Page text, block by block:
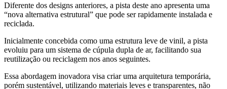
Diferente dos designs anteriores, a pista deste ano apresenta uma
“nova alternativa estrutural” que pode ser rapidamente instalada e
reciclada.
Inicialmente concebida como uma estrutura leve de vinil, a pista
evoluiu para um sistema de cúpula dupla de ar, facilitando sua
reutilização ou reciclagem nos anos seguintes.
Essa abordagem inovadora visa criar uma arquitetura temporária,
porém sustentável, utilizando materiais leves e transparentes, não